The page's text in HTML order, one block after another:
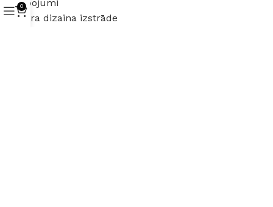
Pakalpojumi
Interjera dizaina izstrāde
0